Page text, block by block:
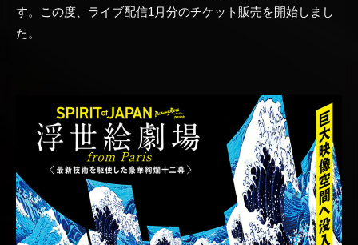
す。この度、ライブ配信1月分のチケット販売を開始しまし
た。